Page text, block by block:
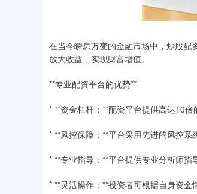
在当今瞬息万变的金融市场中，炒股配
放大收益，实现财富增值。
**专业配资平台的优势**
* **资金杠杆：**配资平台提供高达10倍
* **风控保障：**平台采用先进的风控系
* **专业指导：**平台提供专业分析师指
* **灵活操作：**投资者可根据自身资金